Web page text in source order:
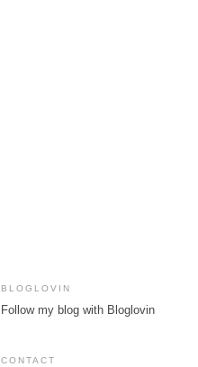
BLOGLOVIN
Follow my blog with Bloglovin
CONTACT